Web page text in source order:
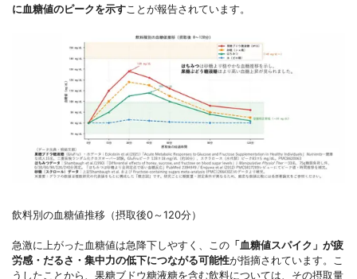
に血糖値のピークを示すことが報告されています。
飲料別の血糖値推移（摂取後0～120分）
急激に上がった血糖値は急降下しやすく、この 「血糖値スパイク」が疲
労感・だるさ・集中力の低下につながる可能性が指摘されています。こ
うしたことから、果糖ブドウ糖液糖を含む飲料については、その摂取量